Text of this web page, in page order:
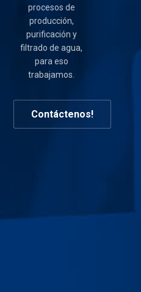
procesos de
producción,
purificación y
filtrado de agua,
para eso
trabajamos.
Contáctenos!